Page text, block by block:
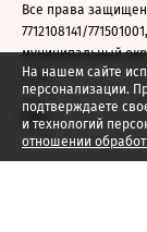
На нашем сайте
персонализации.
подтверждаете
и технологий
отношении
Все права
7712108141/
муниципальный
2026